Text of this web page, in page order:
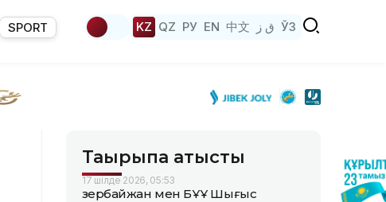
SPORT KZ QZ РУ EN 中文 ق ز ЎЗ
Тақырыпқа қатысты
17 шілде 2026, 05:53
Әзербайжан мен БҰҰ Шығыс